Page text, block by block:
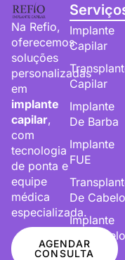
Na Refio,
oferecemos
soluções
personalizadas
em
implante
capilar,
com
tecnologia
de ponta e
equipe
médica
especializada.
AGENDAR
CONSULTA
Implante
Capilar
Capilar
Implante
De Barba
Implante
FUE
De Cabelo
Implante
De Cabelo